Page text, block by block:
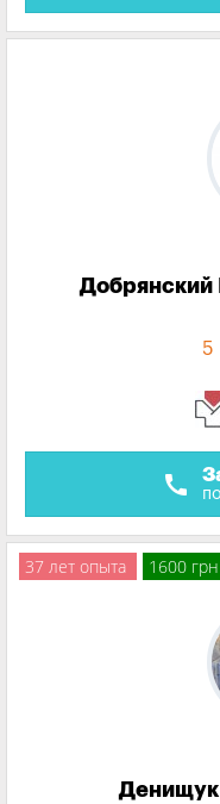
Добрянский
5
call
37 лет опыта 1600 грн
Денищук